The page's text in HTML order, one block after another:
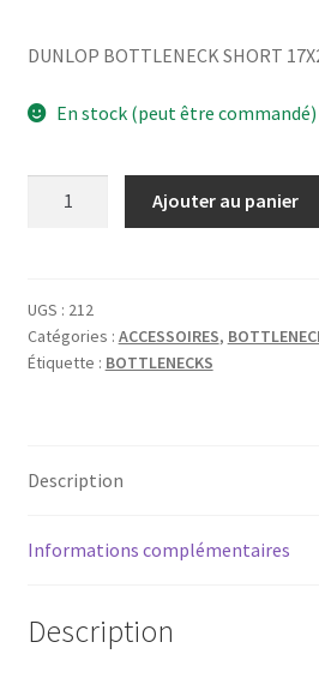
DUNLOP BOTTLENECK SHORT
En stock (peut être commandé)
SHORT
17X25X51MM
Ajouter au panier
UGS : 212
Catégories : ACCESSOIRES,
Étiquette : BOTTLENECKS
Description
Informations complémentaires
Description